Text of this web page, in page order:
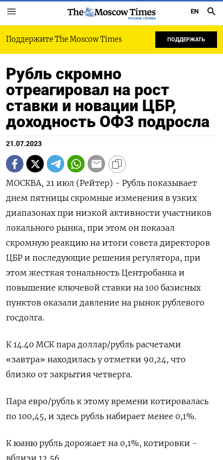
РУССКАЯ СЛУЖБА
EN
Поддержите The Moscow Times ПОДДЕРЖАТЬ
Рубль скромно
отреагировал на рост
ставки и новации ЦБР,
доходность ОФЗ подросла
21.07.2023
МОСКВА, 21 июл (Рейтер) - Рубль показывает
днем пятницы скромные изменения в узких
диапазонах при низкой активности участников
локального рынка, при этом он показал
скромную реакцию на итоги совета директоров
ЦБР и последующие решения регулятора, при
этом жесткая тональность Центробанка и
повышение ключевой ставки на 100 базисных
пунктов оказали давление на рынок рублевого
госдолга.
К 14.40 МСК пара доллар/рубль расчетами
«завтра» находилась у отметки 90,24, что
близко от закрытия четверга.
Пара евро/рубль к этому времени котировалась
по 100,45, и здесь рубль набирает менее 0,1%.
К юаню рубль дорожает на 0,1%, котировки -
вблизи 12,56 .